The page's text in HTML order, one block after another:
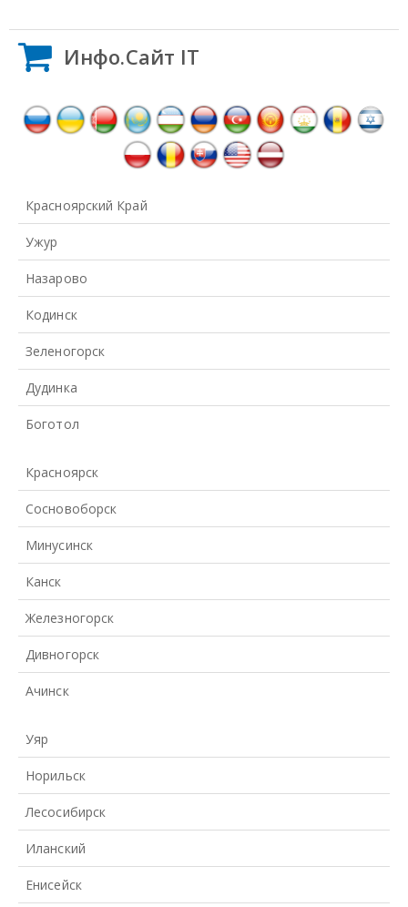
Инфо.Сайт IT
Красноярский Край
Ужур
Назарово
Кодинск
Зеленогорск
Дудинка
Боготол
Красноярск
Сосновоборск
Минусинск
Канск
Железногорск
Дивногорск
Ачинск
Уяр
Норильск
Лесосибирск
Иланский
Енисейск